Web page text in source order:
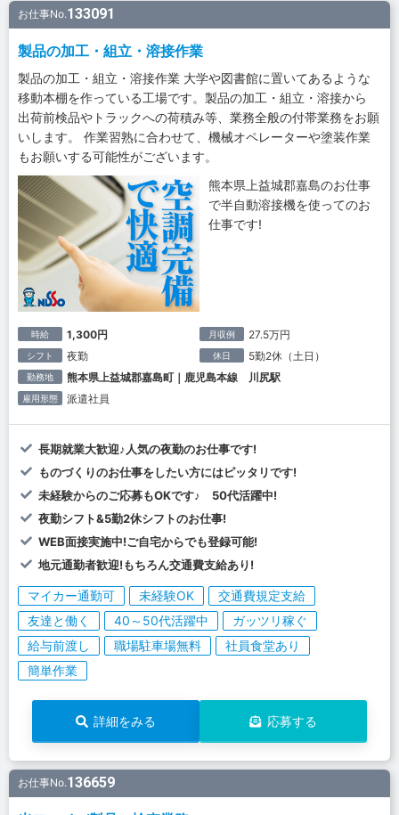
お仕事No.133091
製品の加工・組立・溶接作業
製品の加工・組立・溶接作業 大学や図書館に置いてあるような
移動本棚を作っている工場です。製品の加工・組立・溶接から
出荷前検品やトラックへの荷積み等、業務全般の付帯業務をお願
いします。 作業習熟に合わせて、機械オペレーターや塗装作業
もお願いする可能性がございます。
熊本県上益城郡嘉島のお仕事
で半自動溶接機を使ってのお
仕事です!
時給 1,300円 月収例 27.5万円
シフト 夜勤 休日 5勤2休（土日）
勤務地 熊本県上益城郡嘉島町｜鹿児島本線 川尻駅
雇用形態 派遣社員
長期就業大歓迎♪人気の夜勤のお仕事です!
ものづくりのお仕事をしたい方にはピッタリです!
未経験からのご応募もOKです♪ 50代活躍中!
夜勤シフト&5勤2休シフトのお仕事!
WEB面接実施中!ご自宅からでも登録可能!
地元通勤者歓迎!もちろん交通費支給あり!
マイカー通勤可 未経験OK
交通費規定支給
友達と働く
40～50代活躍中
ガッツリ稼ぐ
給与前渡し
職場駐車場無料
社員食堂あり
簡単作業
詳細をみる 応募する
お仕事No.136659